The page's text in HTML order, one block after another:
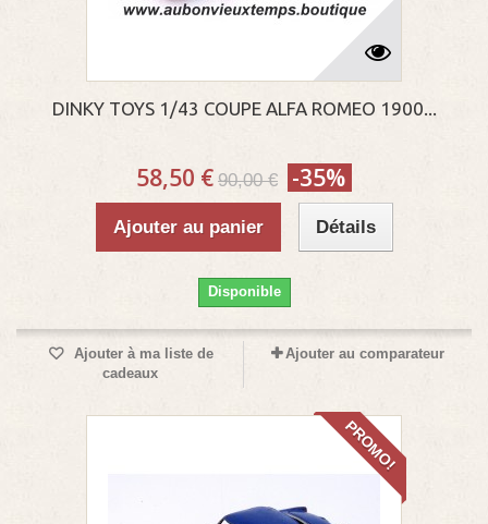
DINKY TOYS 1/43 COUPE ALFA ROMEO 1900...
58,50 € 90,00 € -35%
Ajouter au panier Détails
Disponible
Ajouter à ma liste de
cadeaux
Ajouter au comparateur
PROMO!